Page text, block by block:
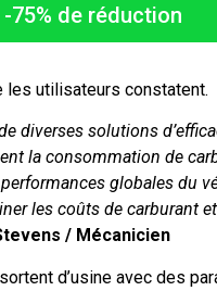
75% de réduction
les utilisateurs constatent.
diverses solutions
la consommation de
globales du
les coûts de carburant
/ Mécanicien
d’usine avec des